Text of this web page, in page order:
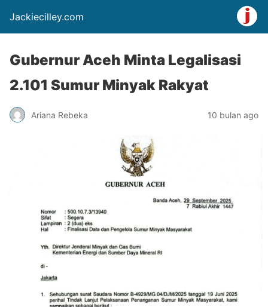
Jackiecilley.com
Gubernur Aceh Minta Legalisasi
2.101 Sumur Minyak Rakyat
Ariana Rebeka 10 bulan ago